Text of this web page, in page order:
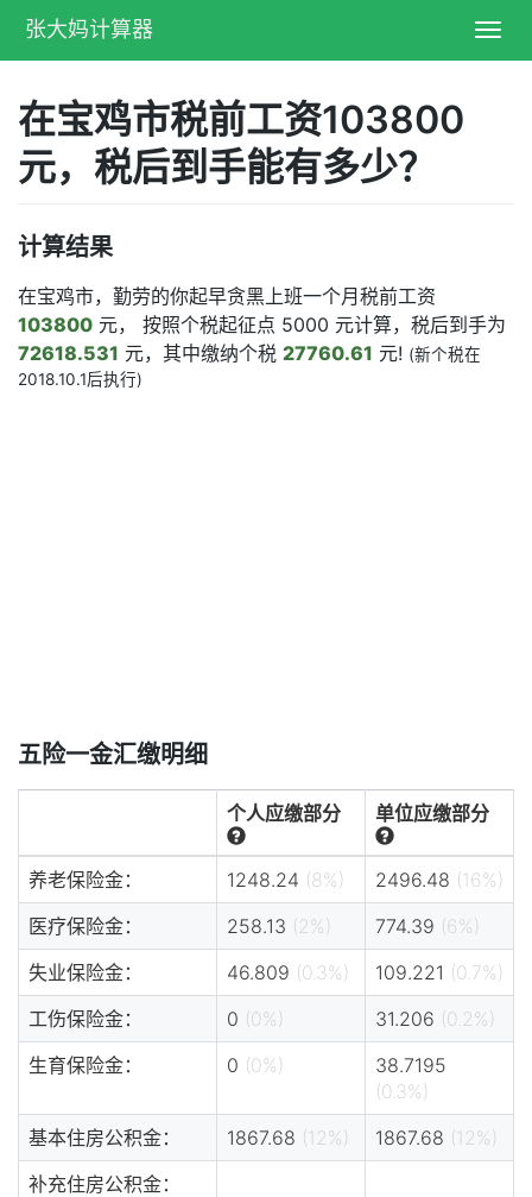
张大妈计算器
在宝鸡市税前工资103800
元，税后到手能有多少？
计算结果
在宝鸡市，勤劳的你起早贪黑上班一个月税前工资
103800 元， 按照个税起征点 5000 元计算，税后到手为
72618.531 元，其中缴纳个税 27760.61 元! (新个税在
2018.10.1后执行)
五险一金汇缴明细
个人应缴部分 单位应缴部分
养老保险金： 1248.24 (8%) 2496.48 (16%)
医疗保险金：
258.13 (2%) 774.39 (6%)
失业保险金：
46.809 (0.3%) 109.221 (0.7%)
工伤保险金：
0 (0%) 31.206 (0.2%)
生育保险金：
0 (0%)
38.7195
(0.3%)
基本住房公积金：
1867.68 (12%) 1867.68 (12%)
补充住房公积金：